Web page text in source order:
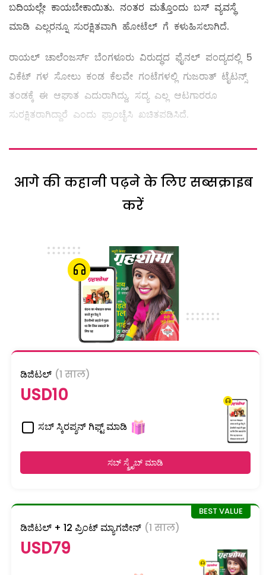
ಬದಿಯಲ್ಲೇ ಕಾಯಬೇಕಾಯಿತು. ನಂತರ ಮತ್ತೊಂದು ಬಸ್ ವ್ಯವಸ್ಥೆ
ಮಾಡಿ ಎಲ್ಲರನ್ನೂ ಸುರಕ್ಷಿತವಾಗಿ ಹೋಟೆಲ್ ಗೆ ಕಳುಹಿಸಲಾಗಿದೆ.
ರಾಯಲ್ ಚಾಲೆಂಜರ್ಸ್ ಬೆಂಗಳೂರು ವಿರುದ್ಧದ ಫೈನಲ್ ಪಂದ್ಯದಲ್ಲಿ 5
ವಿಕೆಟ್ ಗಳ ಸೋಲು ಕಂಡ ಕೆಲವೇ ಗಂಟೆಗಳಲ್ಲಿ ಗುಜರಾತ್ ಟೈಟನ್ಸ್
ತಂಡಕ್ಕೆ ಈ ಆಘಾತ ಎದುರಾಗಿದ್ದು, ಸದ್ಯ ಎಲ್ಲ ಆಟಗಾರರೂ
ಸುರಕ್ಷಿತರಾಗಿದ್ದಾರೆ ಎಂದು ಫ್ರಾಂಚೈಸಿ ಖಚಿತಪಡಿಸಿದೆ.
आगे की कहानी पढ़ने के लिए सब्सक्राइब
करें
ಡಿಜಿಟಲ್ (1 साल)
USD10
ಸಬ್ ಸ್ಕಿರಪ್ಶನ್ ಗಿಫ್ಟ್ ಮಾಡಿ
ಸಬ್ ಸ್ಕ್ರೈಬ್ ಮಾಡಿ
ಡಿಜಿಟಲ್ + 12 ಪ್ರಿಂಟ್ ಮ್ಯಾಗಜೀನ್ (1 साल)
USD79